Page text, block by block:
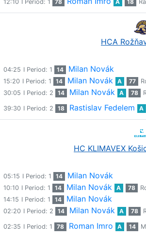
12:10 I Period: 1 78 A 18
HCA
04:25 I Period: 1 14 Milan Novák
15:20 I Period: 1 14 Milan Novák A 77
30:05 I Period: 2 14 Milan Novák A 78
39:30 I Period: 2 18 Rastislav Fedelem A
HC KLIMAVEX
05:15 I Period: 1 14 Milan Novák
10:10 I Period: 1 14 Milan Novák A 78
14:15 I Period: 1 14 Milan Novák
02:20 I Period: 2 14 Milan Novák A 78
02:35 I Period: 1 78 Roman Imro A 14